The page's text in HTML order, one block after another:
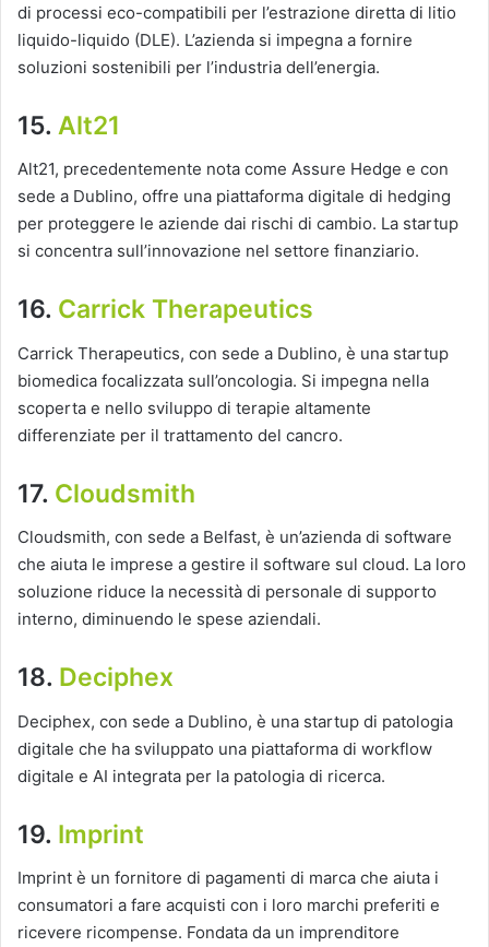
di processi eco-compatibili per l’estrazione diretta di litio
liquido-liquido (DLE). L’azienda si impegna a fornire
soluzioni sostenibili per l’industria dell’energia.
15. Alt21
Alt21, precedentemente nota come Assure Hedge e con
sede a Dublino, offre una piattaforma digitale di hedging
per proteggere le aziende dai rischi di cambio. La startup
si concentra sull’innovazione nel settore finanziario.
16. Carrick Therapeutics
Carrick Therapeutics, con sede a Dublino, è una startup
biomedica focalizzata sull’oncologia. Si impegna nella
scoperta e nello sviluppo di terapie altamente
differenziate per il trattamento del cancro.
17. Cloudsmith
Cloudsmith, con sede a Belfast, è un’azienda di software
che aiuta le imprese a gestire il software sul cloud. La loro
soluzione riduce la necessità di personale di supporto
interno, diminuendo le spese aziendali.
18. Deciphex
Deciphex, con sede a Dublino, è una startup di patologia
digitale che ha sviluppato una piattaforma di workflow
digitale e AI integrata per la patologia di ricerca.
19. Imprint
Imprint è un fornitore di pagamenti di marca che aiuta i
consumatori a fare acquisti con i loro marchi preferiti e
ricevere ricompense. Fondata da un imprenditore